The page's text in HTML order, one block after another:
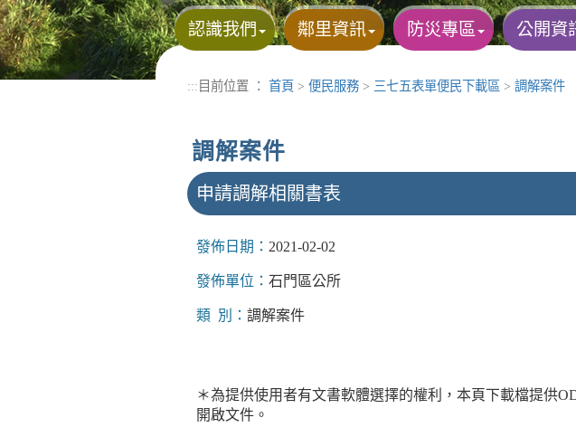
認識我們 鄰里資訊 防災專區 公開資
::: 目前位置 ： 首頁 > 便民服務 > 三七五表單便民下載區 > 調解案件
調解案件
申請調解相關書表
發佈日期： 2021-02-02
發佈單位： 石門區公所
類 別： 調解案件
＊為提供使用者有文書軟體選擇的權利，本頁下載檔提供
開啟文件。